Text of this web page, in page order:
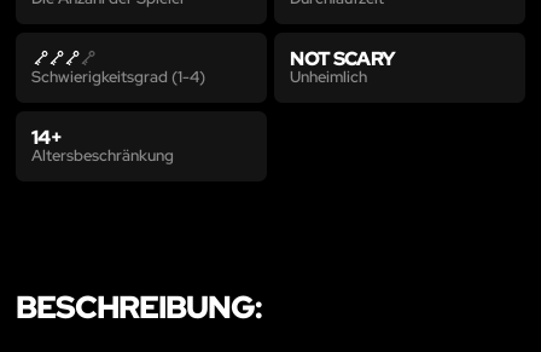
Schwierigkeitsgrad (1-4)
NOT SCARY
Unheimlich
14+
Altersbeschränkung
BESCHREIBUNG: